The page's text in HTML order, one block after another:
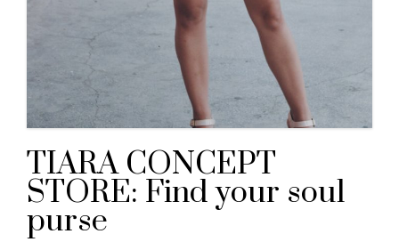
TIARA CONCEPT
STORE: Find your soul
purse